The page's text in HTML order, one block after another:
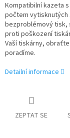
Kompatibilní kazeta
počtem vytisknutých
bezproblémový tisk,
proti poškození
Vaší tiskárny, obraťte
poradíme.
Detailní informace
ZEPTAT SE